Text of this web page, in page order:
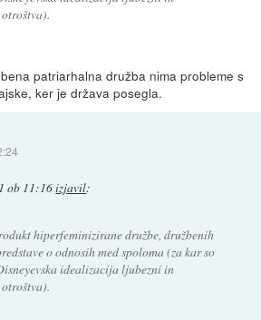
otroštva).
patriarhalna družba nima probleme s
ker je država posegla.
ob 11:16izjavil:
hiperfeminizirane družbe, družbenih
o odnosih med spoloma (za kar so
idealizacija ljubezni in
otroštva).